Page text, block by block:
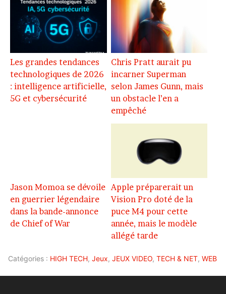
Les grandes tendances
technologiques de 2026
: intelligence artificielle,
5G et cybersécurité
Chris Pratt aurait pu
incarner Superman
selon James Gunn, mais
un obstacle l’en a
empêché
Jason Momoa se dévoile
en guerrier légendaire
dans la bande-annonce
de Chief of War
Apple préparerait un
Vision Pro doté de la
puce M4 pour cette
année, mais le modèle
allégé tarde
Catégories : HIGH TECH, Jeux, JEUX VIDEO, TECH & NET, WEB